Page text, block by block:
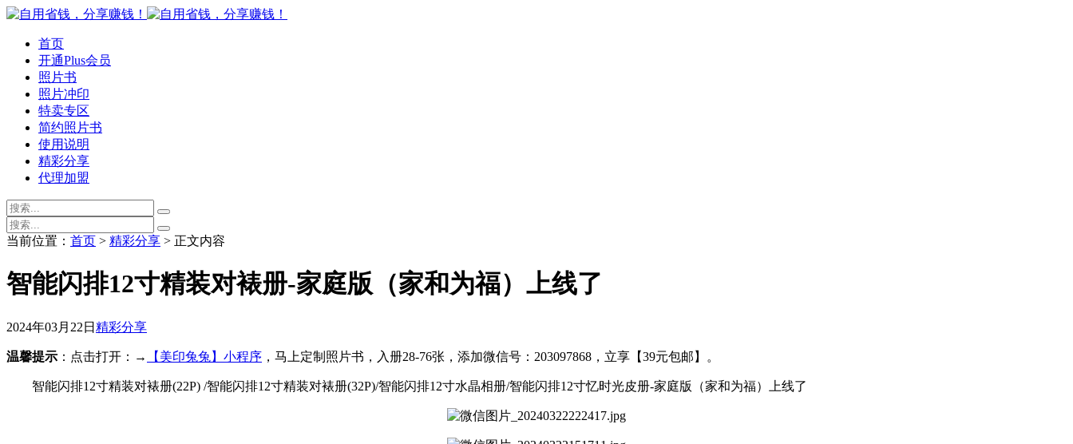
首页
开通Plus会员
照片书
照片冲印
特卖专区
简约照片书
使用说明
精彩分享
代理加盟
当前位置： 首页 > 精彩分享 > 正文内容
智能闪排12寸精装对裱册-家庭版（家和为福）上线了
2024年03月22日 精彩分享
温馨提示 ：点击打开：→ 【美印兔兔】小程序 ，马上定制照片书，入册28-76张，添加微信号：203097868，立享【39元包邮】。
智能闪排12寸精装对裱册(22P) /智能闪排12寸精装对裱册(32P)/智能闪排12寸水晶相册/智能闪排12寸忆时光皮册-家庭版（家和为福）上线了